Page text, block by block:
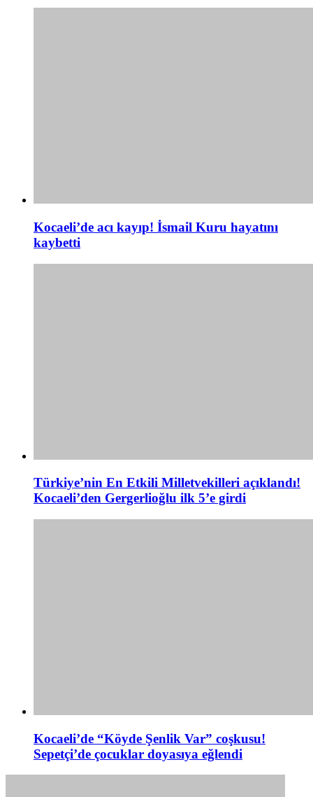
Kocaeli’de acı kayıp! İsmail Kuru hayatını
kaybetti
Türkiye’nin En Etkili Milletvekilleri açıklandı!
Kocaeli’den Gergerlioğlu ilk 5’e girdi
Kocaeli’de “Köyde Şenlik Var” coşkusu!
Sepetçi’de çocuklar doyasıya eğlendi